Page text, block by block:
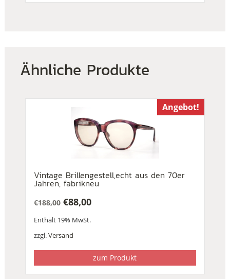
Ähnliche Produkte
Angebot!
Vintage Brillengestell,echt aus den 70er
Jahren, fabrikneu
€188,00
Preis
war:
€88,00
Preis
ist:
Enthält 19% MwSt.
zzgl.Versand
zum Produkt